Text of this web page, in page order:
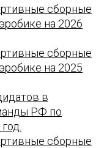
сборные
на 2026
сборные
на 2025
в
РФ по
сборные